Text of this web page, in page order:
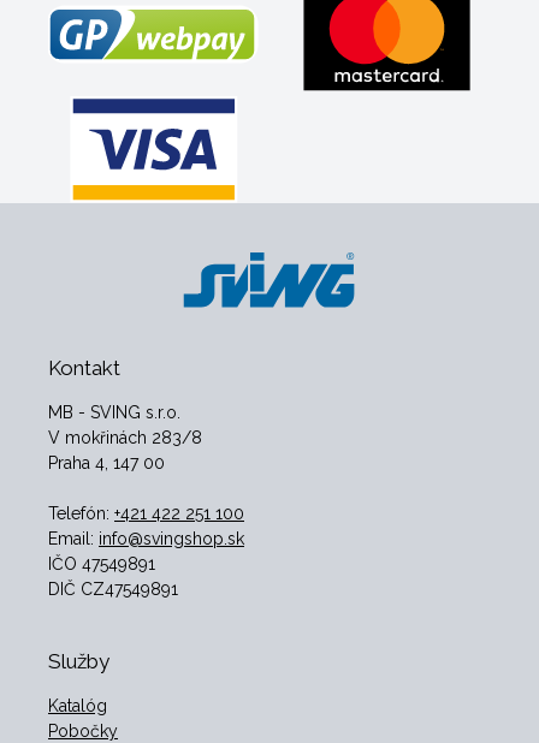
Kontakt
MB - SVING s.r.o.
V mokřinách 283/8
Praha 4, 147 00
Telefón: +421 422 251 100
Email: info@svingshop.sk
IČO 47549891
DIČ CZ47549891
Služby
Katalóg
Pobočky